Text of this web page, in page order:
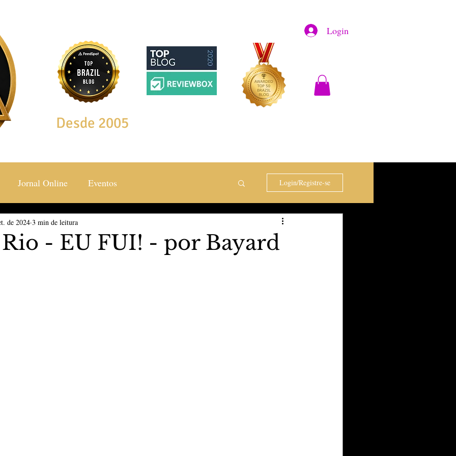
Login
Desde 2005
Jornal Online Eventos
& Estilos Saúde & Bem Estar
The Vip Club Business
Login/Registre-se
- EU FUI! - por Bayard
de 2024 3 min de leitura
estrelas.